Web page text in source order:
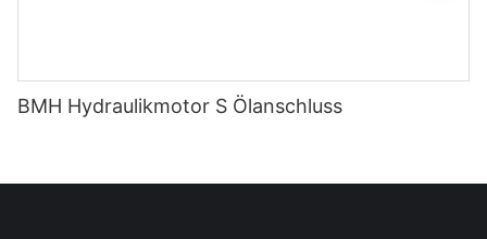
BMH Hydraulikmotor S Ölanschluss